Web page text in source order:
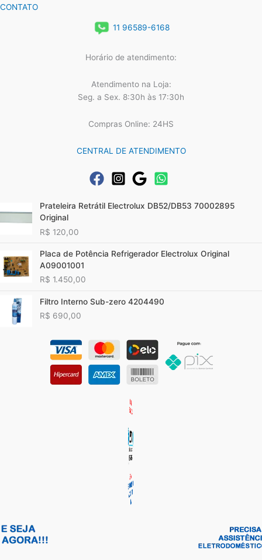
CONTATO
11 96589-6168
Horário de atendimento:
Atendimento na Loja:
Seg. a Sex. 8:30h às 17:30h
Compras Online: 24HS
CENTRAL DE ATENDIMENTO
Prateleira Retrátil Electrolux DB52/DB53 70002895
Original
R$ 120,00
Placa de Potência Refrigerador Electrolux Original
A09001001
R$ 1.450,00
Filtro Interno Sub-zero 4204490
R$ 690,00